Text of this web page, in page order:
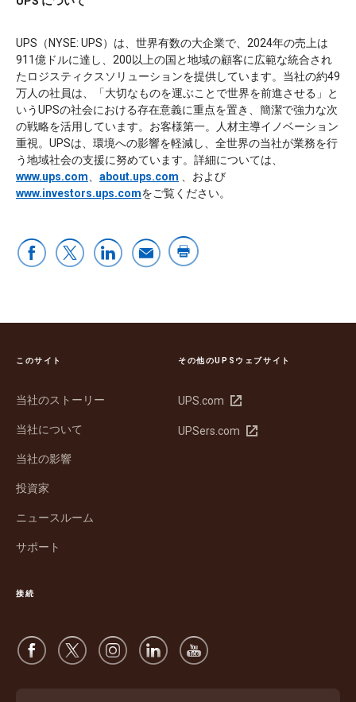
UPS（NYSE: UPS）は、世界有数の大企業で、2024年の売上は
911億ドルに達し、200以上の国と地域の顧客に広範な統合され
たロジスティクスソリューションを提供しています。当社の約49
万人の社員は、「大切なものを運ぶことで世界を前進させる」と
いうUPSの社会における存在意義に重点を置き、簡潔で強力な次
の戦略を活用しています。お客様第一。人材主導イノベーション
重視。UPSは、環境への影響を軽減し、全世界の当社が業務を行
う地域社会の支援に努めています。詳細については、
www.ups.com
about.ups.com
、および
www.investors.ups.comをご覧ください。
このサイト
当社のストーリー
当社について
当社の影響
投資家
ニュースルーム
サポート
その他のUPSウェブサイト
UPS.com
新
い
UPSers.com
新
接続